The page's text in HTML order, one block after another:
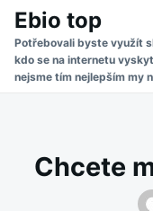
Skip
content
Search
for:
Ebio top
Potřebovali byste využít
kdo se na internetu
nejsme tím nejlepším my
Chcete